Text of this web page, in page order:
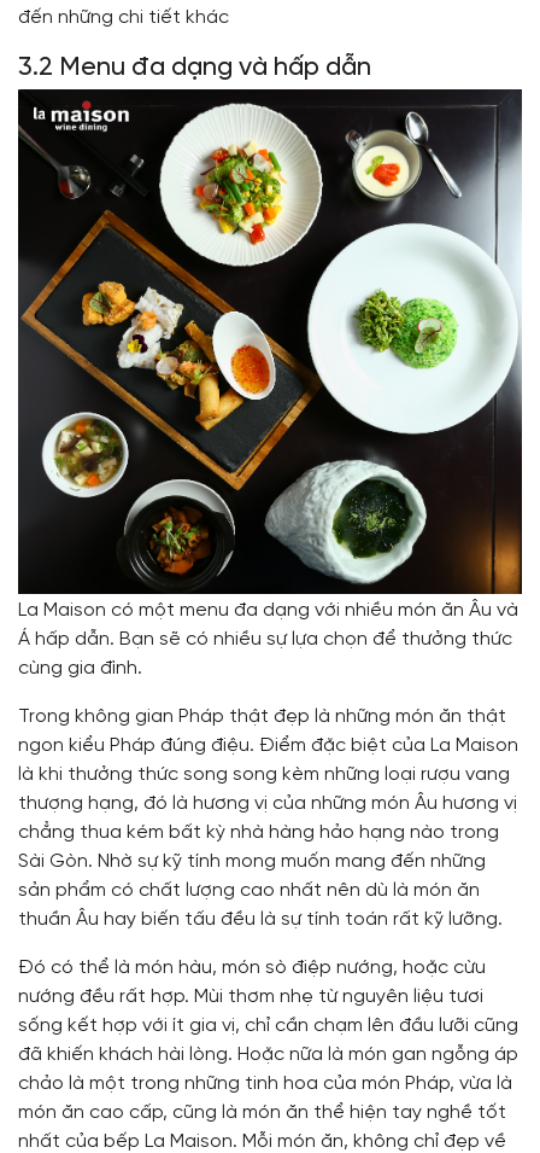
đến những chi tiết khác
3.2 Menu đa dạng và hấp dẫn
La Maison có một menu đa dạng với nhiều món ăn Âu và
Á hấp dẫn. Bạn sẽ có nhiều sự lựa chọn để thưởng thức
cùng gia đình.
Trong không gian Pháp thật đẹp là những món ăn thật
ngon kiểu Pháp đúng điệu. Điểm đặc biệt của La Maison
là khi thưởng thức song song kèm những loại rượu vang
thượng hạng, đó là hương vị của những món Âu hương vị
chẳng thua kém bất kỳ nhà hàng hảo hạng nào trong
Sài Gòn. Nhờ sự kỹ tính mong muốn mang đến những
sản phẩm có chất lượng cao nhất nên dù là món ăn
thuần Âu hay biến tấu đều là sự tính toán rất kỹ lưỡng.
Đó có thể là món hàu, món sò điệp nướng, hoặc cừu
nướng đều rất hợp. Mùi thơm nhẹ từ nguyên liệu tươi
sống kết hợp với ít gia vị, chỉ cần chạm lên đầu lưỡi cũng
đã khiến khách hài lòng. Hoặc nữa là món gan ngỗng áp
chảo là một trong những tinh hoa của món Pháp, vừa là
món ăn cao cấp, cũng là món ăn thể hiện tay nghề tốt
nhất của bếp La Maison. Mỗi món ăn, không chỉ đẹp về